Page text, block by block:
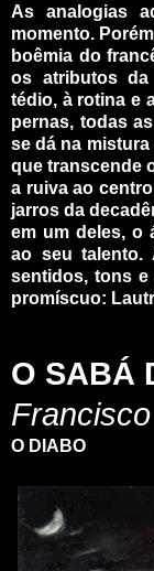
As analogias
momento.
boêmia do
os atributos da
tédio, à rotina e
pernas, todas
se dá na
que transcende
a ruiva ao
jarros da
em um deles, o
ao seu talento.
sentidos, tons
promíscuo:
O SABÁ
O DIABO